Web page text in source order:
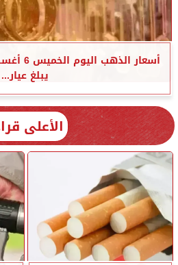
يبلغ عيار...
الأعلى